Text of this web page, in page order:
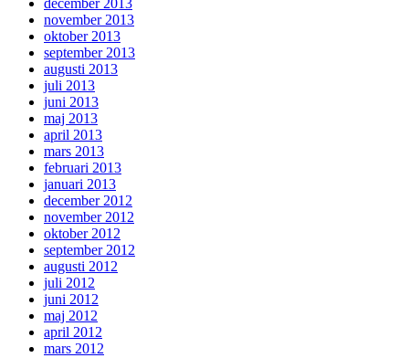
december 2013
november 2013
oktober 2013
september 2013
augusti 2013
juli 2013
juni 2013
maj 2013
april 2013
mars 2013
februari 2013
januari 2013
december 2012
november 2012
oktober 2012
september 2012
augusti 2012
juli 2012
juni 2012
maj 2012
april 2012
mars 2012